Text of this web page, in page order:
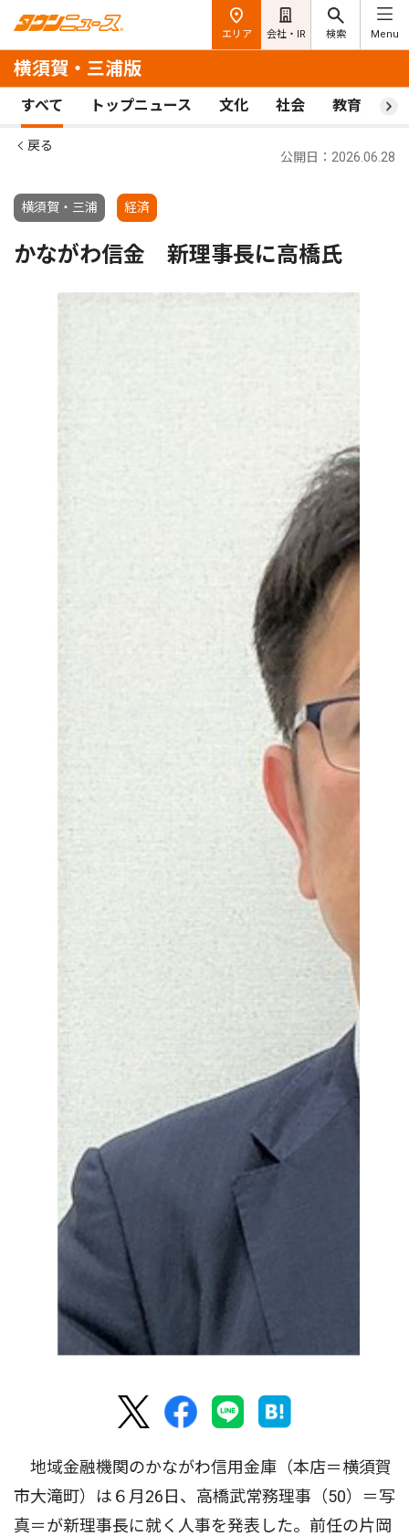
エリア 会社・IR 検索 Menu
横須賀・三浦版
すべて トップニュース 文化 社会 教育 ス
戻る
横須賀・三浦 経済
公開日：2026.06.28
かながわ信金 新理事長に高橋氏
地域金融機関のかながわ信用金庫（本店＝横須賀
市大滝町）は６月26日、高橋武常務理事（50）＝写
真＝が新理事長に就く人事を発表した。前任の片岡